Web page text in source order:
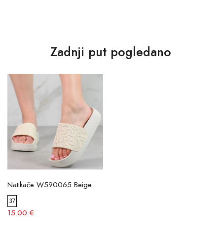
Zadnji put pogledano
Natikače W590065 Beige
37
15.00 €